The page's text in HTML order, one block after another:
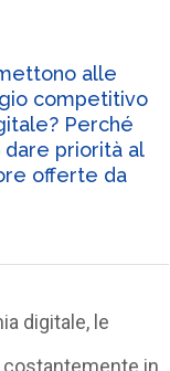
alle
competitivo
Perché
priorità al
offerte da
digitale, le